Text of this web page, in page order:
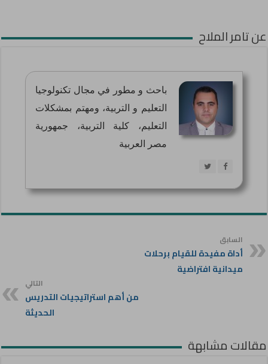
عن تامر الملاح
باحث و مطور في مجال تكنولوجيا
التعليم و التربية، ومهتم بمشكلات
التعليم، كلية التربية، جمهورية
مصر العربية
السابق
أداة مفيدة للقيام برحلات
ميدانية افتراضية
التالي
من أهم استراتيجيات التدريس
الحديثة
مقالات مشابهة